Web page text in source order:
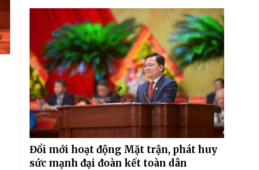
Đổi mới hoạt động Mặt trận, phát huy
sức mạnh đại đoàn kết toàn dân